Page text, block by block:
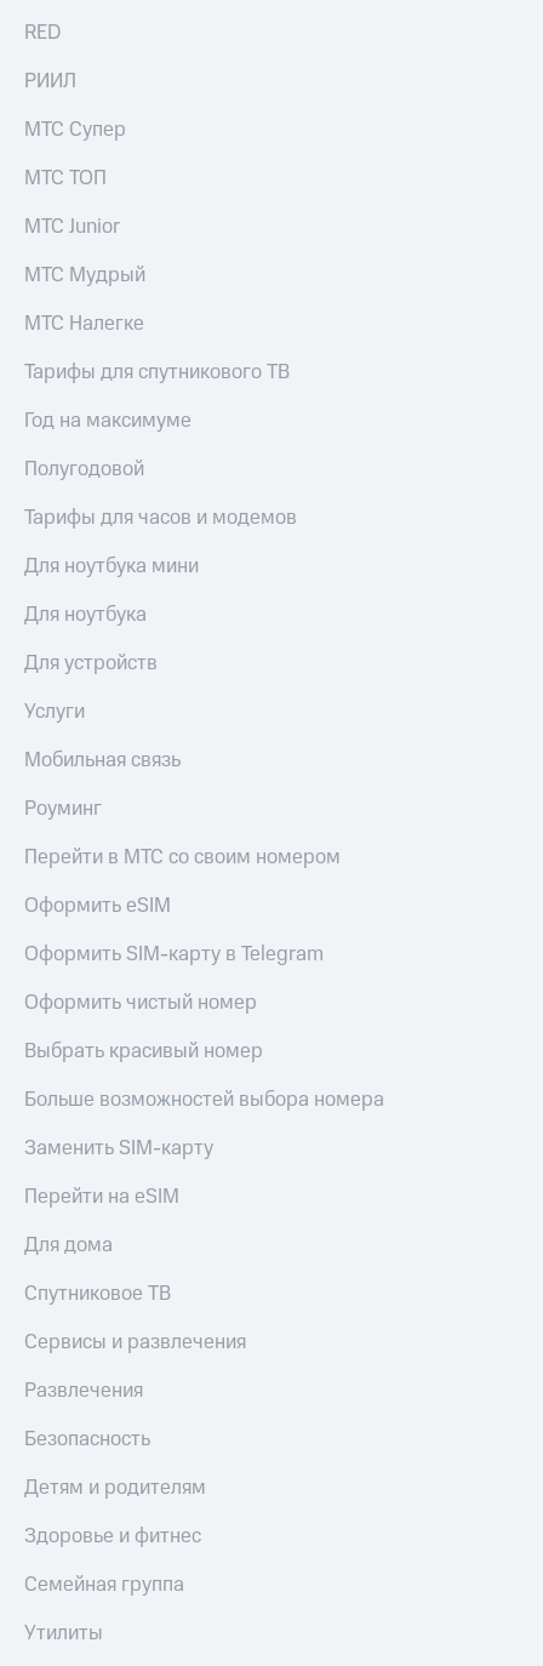
RED
РИИЛ
МТС Супер
МТС ТОП
МТС Junior
МТС Мудрый
МТС Налегке
Тарифы для спутникового ТВ
Год на максимуме
Полугодовой
Тарифы для часов и модемов
Для ноутбука мини
Для ноутбука
Для устройств
Услуги
Мобильная связь
Роуминг
Перейти в МТС со своим номером
Оформить eSIM
Оформить SIM-карту в Telegram
Оформить чистый номер
Выбрать красивый номер
Больше возможностей выбора номера
Заменить SIM-карту
Перейти на eSIM
Для дома
Спутниковое ТВ
Сервисы и развлечения
Развлечения
Безопасность
Детям и родителям
Здоровье и фитнес
Семейная группа
Утилиты